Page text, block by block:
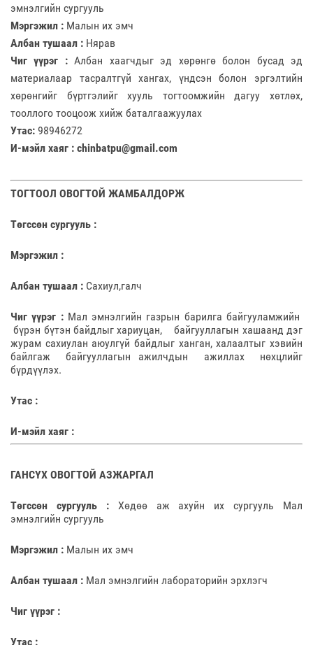
эмнэлгийн сургууль
Мэргэжил : Малын их эмч
Албан тушаал : Нярав
Чиг үүрэг :Албан хаагчдыг эд хөрөнгө болон бусад эд
материалаар тасралтгүй хангах, үндсэн болон эргэлтийн
хөрөнгийг бүртгэлийг хууль тогтоомжийн дагуу хөтлөх,
тооллого тооцоож хийж баталгаажуулах
Утас: 98946272
И-мэйл хаяг : chinbatpu@gmail.com
ТОГТООЛ ОВОГТОЙ ЖАМБАЛДОРЖ
Төгссөн сургууль :
Мэргэжил :
Албан тушаал : Сахиул,галч
Чиг үүрэг : Мал эмнэлгийн газрын барилга байгууламжийн
бүрэн бүтэн байдлыг хариуцан, байгууллагын хашаанд дэг
журам сахиулан аюулгүй байдлыг ханган, халаалтыг хэвийн
байлгаж байгууллагын ажилчдын ажиллах нөхцлийг
бүрдүүлэх.
Утас :
И-мэйл хаяг :
ГАНСҮХ ОВОГТОЙ АЗЖАРГАЛ
Төгссөн сургууль :Хөдөө аж ахуйн их сургууль Мал
эмнэлгийн сургууль
Мэргэжил : Малын их эмч
Албан тушаал : Мал эмнэлгийн лабораторийн эрхлэгч
Чиг үүрэг :
Утас :